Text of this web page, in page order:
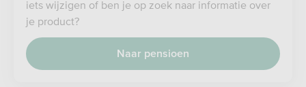
iets wijzigen of ben je op zoek naar informatie over
je product?
Naar pensioen